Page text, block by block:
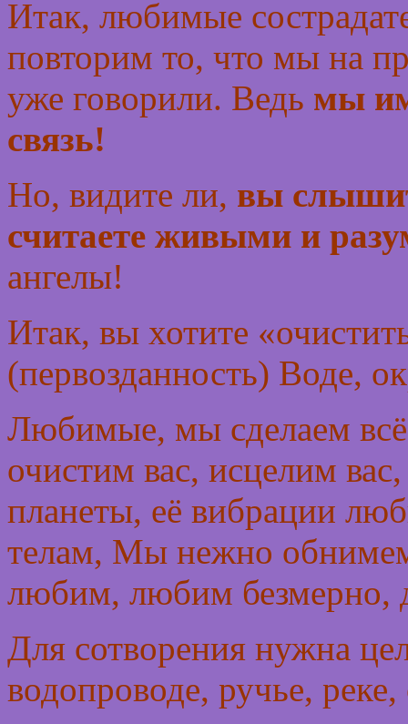
Итак, любимые
повторим то, что мы на
уже говорили. Ведь мы
связь!
Но, видите ли, вы
считаете живыми и
ангелы!
Итак, вы хотите
(первозданность) Воде,
Любимые, мы сделаем
очистим вас, исцелим
планеты, её вибрации
телам, Мы нежно
любим, любим безмерно,
Для сотворения нужна
водопроводе, ручье, реке,